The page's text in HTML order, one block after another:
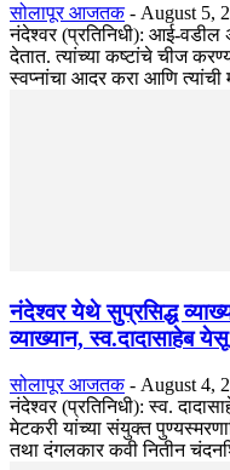
सोलापूर आजतक - August 5,
नंदेश्वर (प्रतिनिधी): आई-वडील
देतात. त्यांच्या कष्टांचे चीज
स्वप्नांचा आदर करा आणि त्यांची
नंदेश्वर येथे सुप्रसिद्ध
व्याख्यान, स्व.दादासाहेब
सोलापूर आजतक - August 4,
नंदेश्वर (प्रतिनिधी): स्व.
मेटकरी यांच्या संयुक्त
तथा दंगलकार कवी नितीन